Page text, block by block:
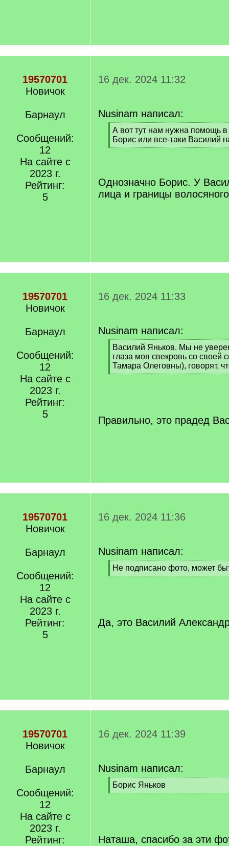
19570701
Новичок
Барнаул
Сообщений:
12
На сайте с
2023 г.
Рейтинг:
5
16 дек. 2024 11:32
Nusinam написал:
[
q
]
А вот тут нам нужна помощь
Борис или все-таки Василий
[
Однозначно Борис. У
лица и границы
19570701
Новичок
Барнаул
Сообщений:
12
На сайте с
2023 г.
Рейтинг:
5
16 дек. 2024 11:33
Nusinam написал:
[
q
]
Василий Яньков. Мы не
глаза моя свекровь со своей
Тамара Олеговны), говорят,
[
Правильно, это прадед
19570701
Новичок
Барнаул
Сообщений:
12
На сайте с
2023 г.
Рейтинг:
5
16 дек. 2024 11:36
Nusinam написал:
[
q
Не подписано фото, может
[
Да, это Василий
19570701
Новичок
Барнаул
Сообщений:
12
На сайте с
2023 г.
Рейтинг:
16 дек. 2024 11:39
Nusinam написал:
[
q
Борис Яньков
[
Наташа, спасибо за эти